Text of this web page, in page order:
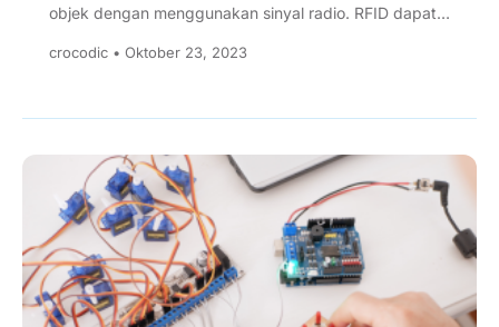
objek dengan menggunakan sinyal radio. RFID dapat
crocodic • Oktober 23, 2023